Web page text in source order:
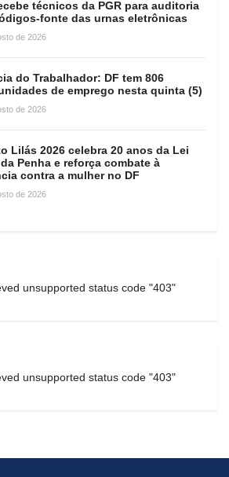
técnicos da PGR para auditoria
fonte das urnas eletrônicas
de 2026
do Trabalhador: DF tem 806
de emprego nesta quinta (5)
de 2026
Lilás 2026 celebra 20 anos da Lei
Penha e reforça combate à
contra a mulher no DF
de 2026
unsupported status code "403"
unsupported status code "403"